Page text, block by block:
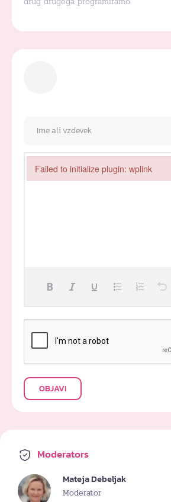
OBJAVI
Moderators
Mateja Debeljak
Moderator
Failed to initialize plugin: wplink
Failed to initialize plugin: wplink